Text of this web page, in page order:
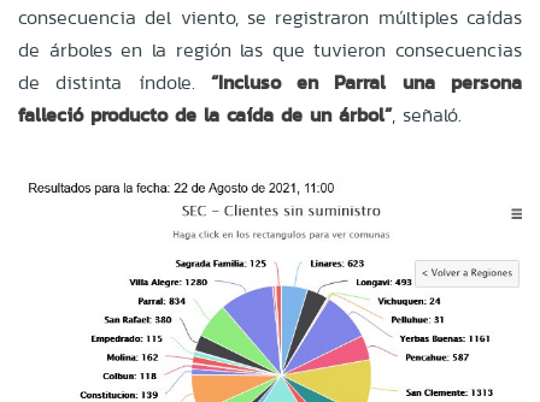
consecuencia del viento, se registraron múltiples caídas
de árboles en la región las que tuvieron consecuencias
de distinta índole. “Incluso en Parral una persona
falleció producto de la caída de un árbol”, señaló.